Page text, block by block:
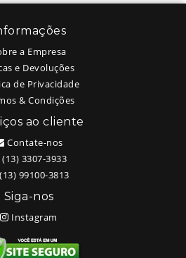
a Empresa
e Devoluções
de Privacidade
& Condições
ao cliente
Contate-nos
(13) 3307-3933
(13) 99100-3813
Siga-nos
Instagram